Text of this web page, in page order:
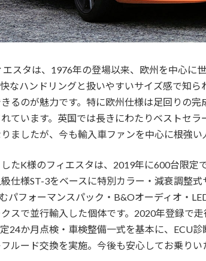
エスタは、1976年の登場以来、欧州を中心に
なハンドリングと扱いやすいサイズ感で知
るのが魅力です。特に欧州仕様は足回りの
ています。英国では長きにわたりベストセ
ましたが、今も輸入車ファンを中心に根強い
たK様のフィエスタは、2019年に600台限定
仕様ST-3をベースに特別カラー・減衰調整
パフォーマンスパック・B&Oオーディオ・
スで並行輸入した個体です。2020年登録で
24か月点検・車検整備一式を基本に、ECU
ルード交換を実施。今後も安心してお乗りい